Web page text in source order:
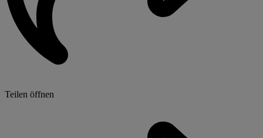
Teilen öffnen